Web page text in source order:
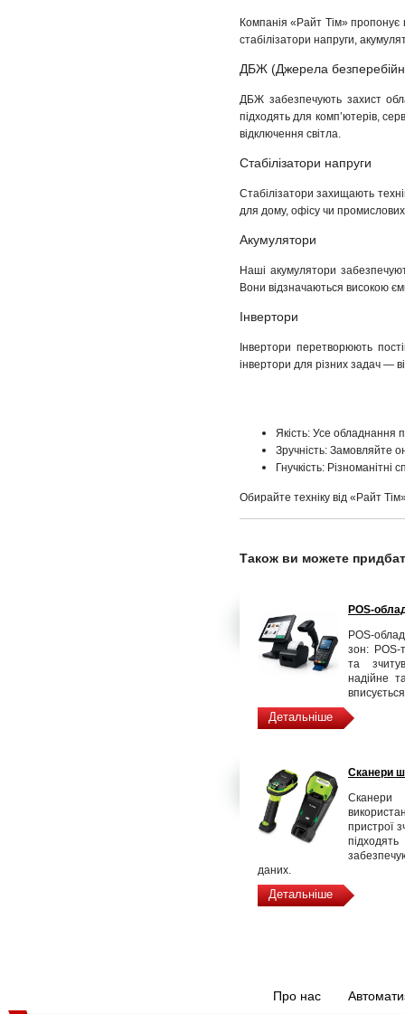
Компанія «Райт Тім»
стабілізатори напруги,
ДБЖ (Джерела
ДБЖ забезпечують захист
підходять для комп’ютерів,
відключення світла.
Стабілізатори напруги
Стабілізатори захищають
для дому, офісу чи промислових
Акумулятори
Наші акумулятори
Вони відзначаються високою
Інвертори
Інвертори перетворюють
інвертори для різних задач —
Якість: Усе обладнання
Зручність: Замовляйте
Гнучкість: Різноманітні
Обирайте техніку від «Райт
Також ви можете
POS-
POS-
зон: POS-
та
надійне
Детальніше
Сканери
Сканери
пристрої
даних.
Детальніше
Про нас